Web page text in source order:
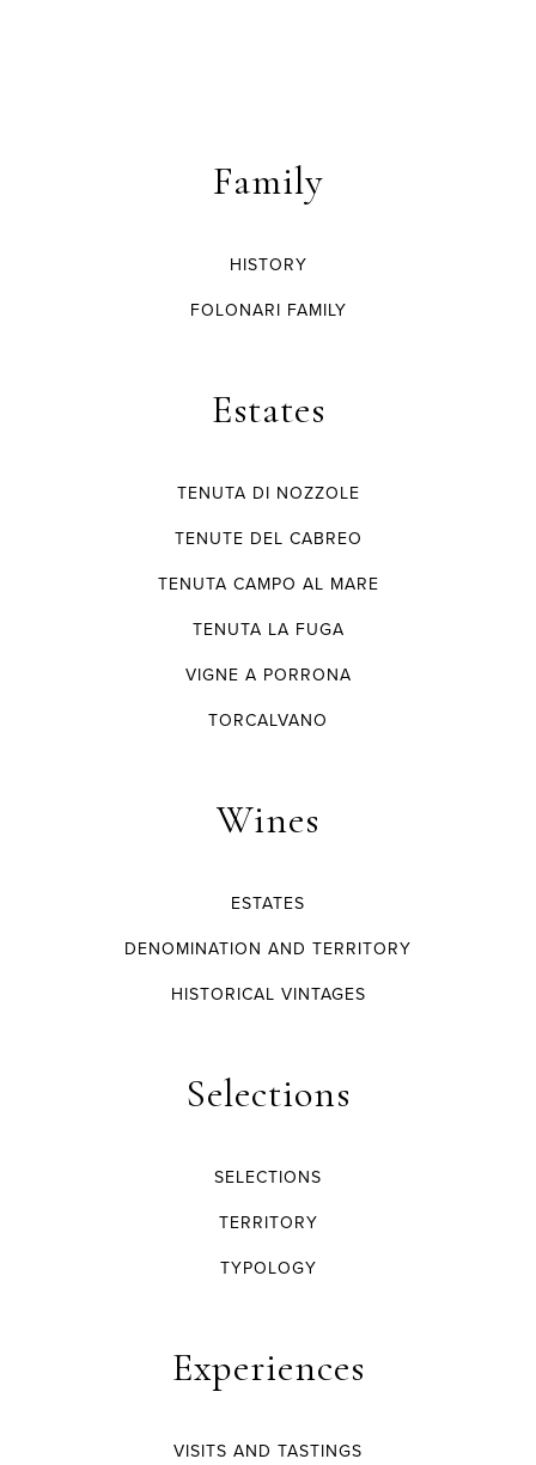
Family
HISTORY
FOLONARI FAMILY
Estates
TENUTA DI NOZZOLE
TENUTE DEL CABREO
TENUTA CAMPO AL MARE
TENUTA LA FUGA
VIGNE A PORRONA
TORCALVANO
Wines
ESTATES
DENOMINATION AND TERRITORY
HISTORICAL VINTAGES
Selections
SELECTIONS
TERRITORY
TYPOLOGY
Experiences
VISITS AND TASTINGS